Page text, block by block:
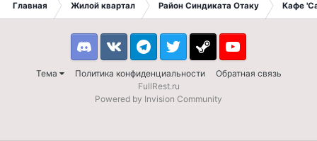
Главная Жилой квартал Район Синдиката Отаку Кафе
Тема Политика конфиденциальности Обратная связь
DiscordVK TelegramTwitter Steam Youtube
FullRest.ru
Powered by Invision Community